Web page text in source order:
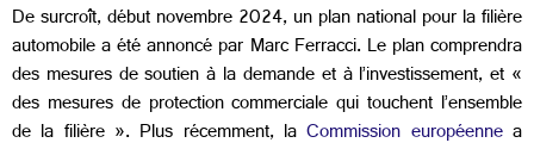
De surcroît, début novembre 2024, un plan national pour la filière
automobile a été annoncé par Marc Ferracci. ​​Le plan comprendra
des mesures de soutien à la demande et à l’investissement, et «
des mesures de protection commerciale qui touchent l’ensemble
de la filière ». Plus récemment, la Commission européennea